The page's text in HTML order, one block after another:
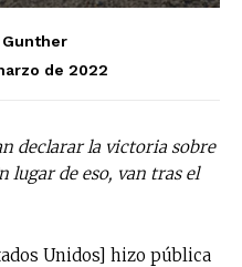
Gunther
de 2022
declarar la victoria sobre
lugar de eso, van tras el
Unidos] hizo pública